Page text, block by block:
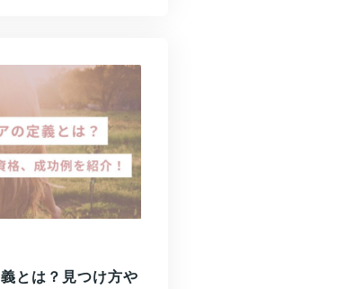
とは？見つけ方や